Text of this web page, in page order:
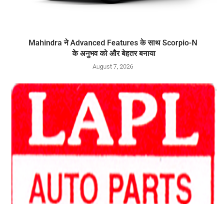
Mahindra ने Advanced Features के साथ Scorpio-N
के अनुभव को और बेहतर बनाया
August 7, 2026